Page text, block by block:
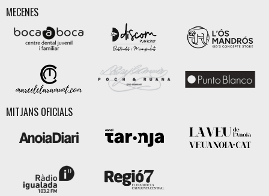
MECENES
MITJANS OFICIALS